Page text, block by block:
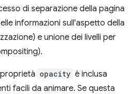
di separazione della pagina
informazioni sull'aspetto della
e unione dei livelli per
opacity è inclusa
facili da animare. Se questa